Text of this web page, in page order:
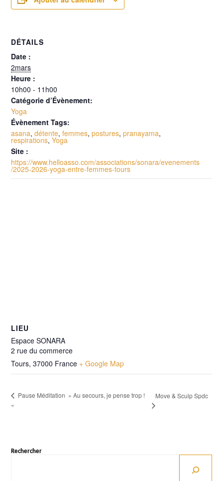
DÉTAILS
Date :
2mars
Heure :
10h00 - 11h00
Catégorie d’Évènement:
Yoga
Évènement Tags:
asana,détente,femmes,postures,pranayama,
respirations,Yoga
Site :
https://www.helloasso.com/associations/sonara/evenements
/2025-2026-yoga-entre-femmes-tours
LIEU
Espace SONARA
2 rue du commerce
Tours, 37000 France + Google Map
Pause Méditation » Au secours, je pense trop !
«
Move & Sculp Spdc
Rechercher